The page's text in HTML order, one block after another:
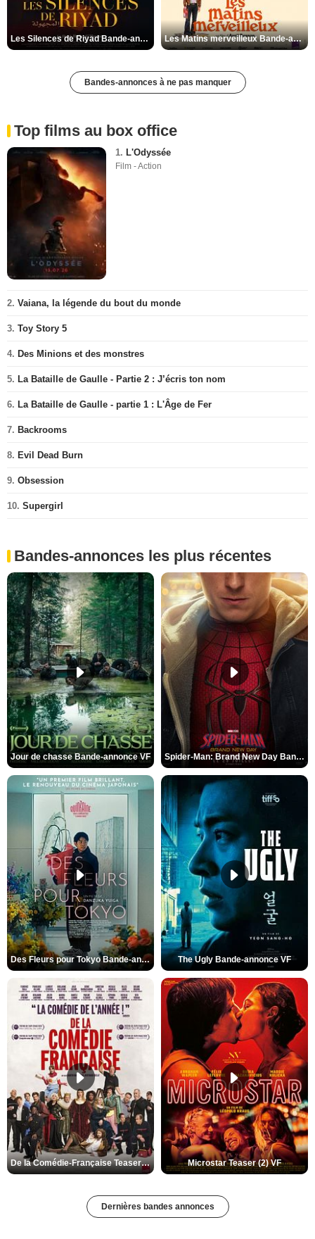
Les Silences de Riyad Bande-annonce VO STFR Les Matins merveilleux Bande-annonce VF
Bandes-annonces à ne pas manquer
Top films au box office
1. L'Odyssée
Film - Action
2. Vaiana, la légende du bout du monde
3. Toy Story 5
4. Des Minions et des monstres
5. La Bataille de Gaulle - Partie 2 : J’écris ton nom
6. La Bataille de Gaulle - partie 1 : L'Âge de Fer
7. Backrooms
8. Evil Dead Burn
9. Obsession
10. Supergirl
Bandes-annonces les plus récentes
Jour de chasse Bande-annonce VF Spider-Man: Brand New Day Bande-annonce (3) VO STFR
Des Fleurs pour Tokyo Bande-annonce VO STFR The Ugly Bande-annonce VF
De la Comédie-Française Teaser (3) VF Microstar Teaser (2) VF
Dernières bandes annonces